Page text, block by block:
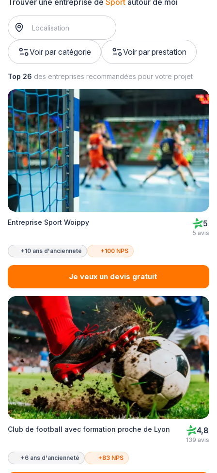
Trouver une entreprise de Sport autour de moi
Voir par catégorie Voir par prestation
Top 26 des entreprises recommandées pour votre projet
Entreprise Sport Woippy 5
5 avis
+10 ans d'ancienneté +100 NPS
Je veux un devis gratuit
Club de football avec formation proche de Lyon 4,8
139 avis
+6 ans d'ancienneté +83 NPS